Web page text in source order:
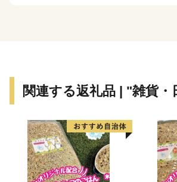
印南町では、1億円事業として人材育
推進事業」を財源に全国に類を見な
マとしたユニークな橋（かえる橋）を
くの人々を招き入れ、町発展への願
す。『努力、忍耐、飛躍』を象徴する
関連する返礼品 | "雑貨・